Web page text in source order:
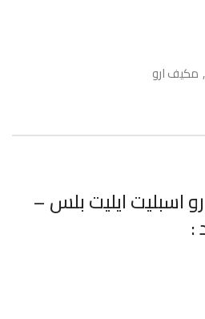
, مكيف ارو
اسبليت ايليت بلس –